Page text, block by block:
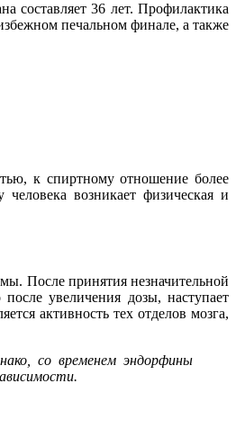
составляет 36 лет. Профилактика
печальном финале, а также
к спиртному отношение более
возникает физическая и
После принятия незначительной
увеличения дозы, наступает
активность тех отделов мозга,
со временем эндорфины